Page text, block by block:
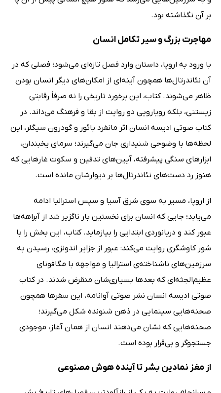
بر آن نگذاشته بود.
مهاجرت بزرگ و سیر تکامل انسان
با ورود به اروپا، داستان وارد فصل تازه‌ای می‌شود؛ فصلی که در
آن نئاندرتال‌ها همچون آینه‌ای از امکان‌های دیگر انسان بودن
ظاهر می‌شوند. کتاب، این برخورد تاریخی را نه صرفاً رقابتی
زیستنی، بلکه رویارویی دو روایت از بقا و فرهنگ می‌داند. در
کتاب صوتی ادیسه انسان اثر مانفرد بائور و گودرون سیگلر، این
لحظه‌ها با وضوحی شنیداری جان می‌گیرند؛ سرمای یخبندان،
ابزارهای سنگی پیشرفته، آیین‌های تدفین و سکوت غارهایی که
هنوز رد دست‌های نئاندرتال‌ها بر دیوارشان مانده است.
از اروپا، مسیر به سوی شرق آسیا و سپس استرالیا ادامه
می‌یابد؛ جایی که انسان برای نخستین بار ناگزیر شد از آبراهه‌ها
عبور کند و دریانوردی ابتدایی را بیازماید. کتاب، این بخش را با
شور کاوشگری روایت می‌کند: عبور از جزایر اندونزی، رسیدن به
سرزمین‌های ناشناخته‌ی استرالیا و مواجهه با مگافونای
عظیم‌الجثه‌ای که بعدها بسیاری‌شان منقرض شدند. در کتاب
صوتی ادیسه انسان نشر صوتی آوانامه، این سفرها همچون
صحنه‌هایی سینمایی در ذهن شنونده شکل می‌گیرند؛
صحنه‌هایی که نشان می‌دهند انسان از همان آغاز، موجودی
جستجوگر و بی‌قرار بوده است.
از مغز نمادین بشر تا آینده هوش مصنوعی